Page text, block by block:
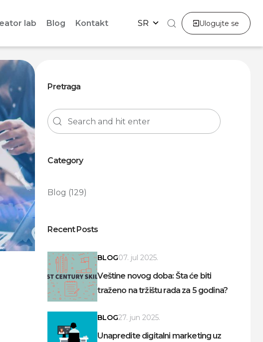
lab Blog Kontakt SR Ulogujte se
Pretraga
Category
Blog (129)
Recent Posts
BLOG07. jul 2025.
Veštine novog doba: Šta će biti
traženo na tržištu rada za 5 godina?
BLOG27. jun 2025.
Unapredite digitalni marketing uz